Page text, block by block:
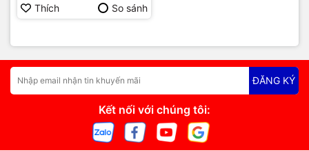
Thích So sánh
ĐĂNG KÝ
Kết nối với chúng tôi: